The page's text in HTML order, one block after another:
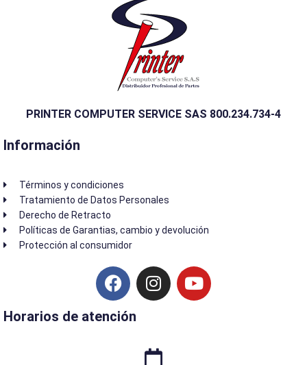
PRINTER COMPUTER SERVICE SAS 800.234.734-4
Información
Términos y condiciones
Tratamiento de Datos Personales
Derecho de Retracto
Políticas de Garantias, cambio y devolución
Protección al consumidor
F
a
c
e
I
n
g
Y
o
Horarios de atención